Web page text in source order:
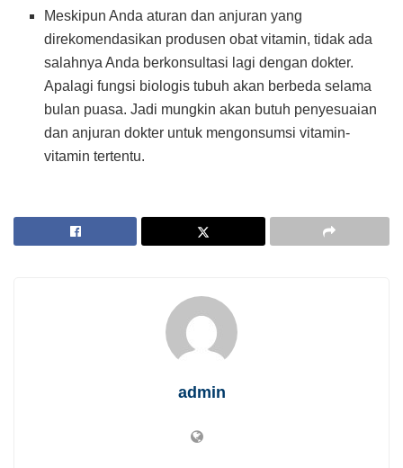
Meskipun Anda aturan dan anjuran yang
direkomendasikan produsen obat vitamin, tidak ada
salahnya Anda berkonsultasi lagi dengan dokter.
Apalagi fungsi biologis tubuh akan berbeda selama
bulan puasa. Jadi mungkin akan butuh penyesuaian
dan anjuran dokter untuk mengonsumsi vitamin-
vitamin tertentu.
admin